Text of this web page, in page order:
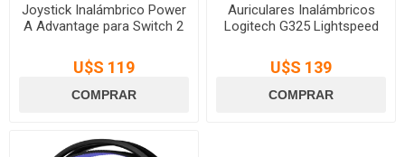
Joystick Inalámbrico Power
A Advantage para Switch 2
U$S 119
Auriculares Inalámbricos
Logitech G325 Lightspeed
U$S 139